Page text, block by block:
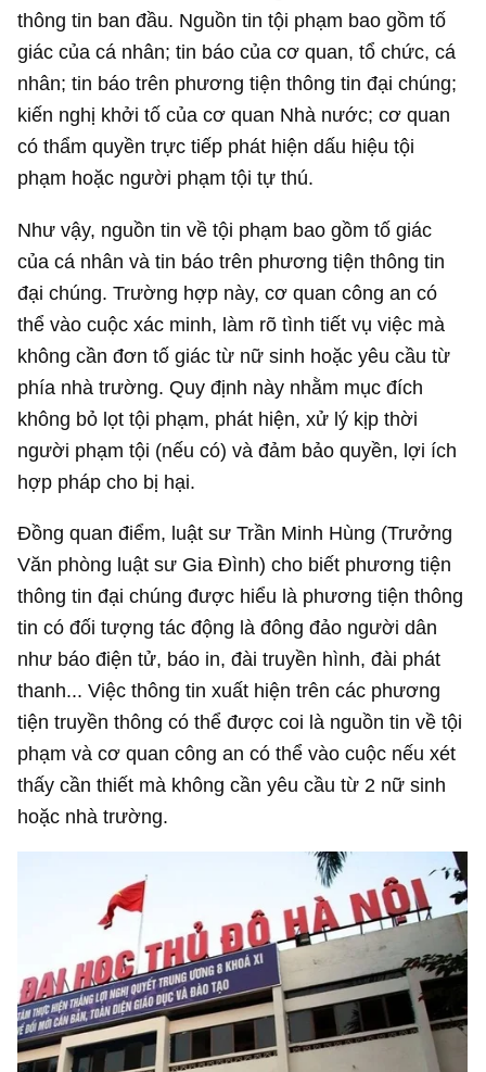
thông tin ban đầu. Nguồn tin tội phạm bao gồm tố
giác của cá nhân; tin báo của cơ quan, tổ chức, cá
nhân; tin báo trên phương tiện thông tin đại chúng;
kiến nghị khởi tố của cơ quan Nhà nước; cơ quan
có thẩm quyền trực tiếp phát hiện dấu hiệu tội
phạm hoặc người phạm tội tự thú.
Như vậy, nguồn tin về tội phạm bao gồm tố giác
của cá nhân và tin báo trên phương tiện thông tin
đại chúng. Trường hợp này, cơ quan công an có
thể vào cuộc xác minh, làm rõ tình tiết vụ việc mà
không cần đơn tố giác từ nữ sinh hoặc yêu cầu từ
phía nhà trường. Quy định này nhằm mục đích
không bỏ lọt tội phạm, phát hiện, xử lý kịp thời
người phạm tội (nếu có) và đảm bảo quyền, lợi ích
hợp pháp cho bị hại.
Đồng quan điểm, luật sư Trần Minh Hùng (Trưởng
Văn phòng luật sư Gia Đình) cho biết phương tiện
thông tin đại chúng được hiểu là phương tiện thông
tin có đối tượng tác động là đông đảo người dân
như báo điện tử, báo in, đài truyền hình, đài phát
thanh... Việc thông tin xuất hiện trên các phương
tiện truyền thông có thể được coi là nguồn tin về tội
phạm và cơ quan công an có thể vào cuộc nếu xét
thấy cần thiết mà không cần yêu cầu từ 2 nữ sinh
hoặc nhà trường.